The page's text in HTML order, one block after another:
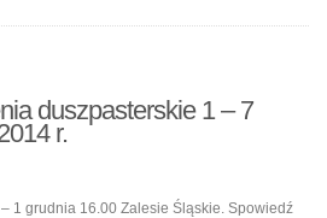
duszpasterskie 1 – 7
r.
– 1 grudnia 16.00 Zalesie Śląskie. Spowiedź